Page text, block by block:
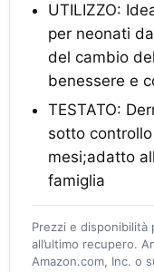
UTILIZZO:
per neonati
del cambio
benessere e
TESTATO:
sotto
mesi;adatto
famiglia
Prezzi e disponibilità
all’ultimo recupero.
Amazon.com, Inc. o